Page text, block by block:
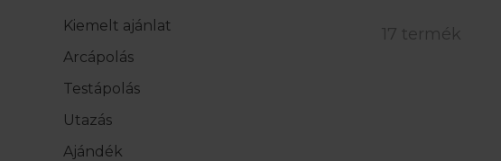
Kiemelt ajánlat
Arcápolás
Testápolás
Utazás
Ajándék
17 termék